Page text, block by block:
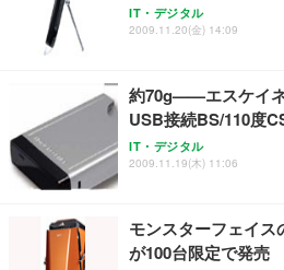
IT・デジタル
2009.11.20(金) 14:09
約70g——エスケイ
USB接続BS/110度
IT・デジタル
2009.11.19(木) 11:06
モンスターフェイス
が100台限定で発売